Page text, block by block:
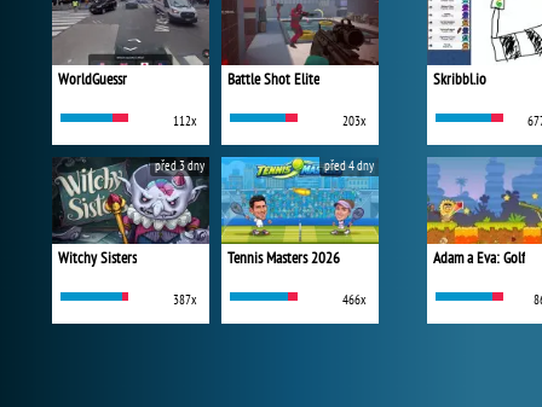
WorldGuessr
112x
Battle Shot Elite
203x
Witchy Sisters
387x
před 3 dny
Tennis Masters 2026
466x
před 4 dny
Skribbl.io
Adam a Eva: Golf